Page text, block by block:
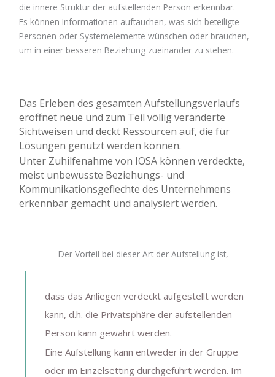
die innere Struktur der aufstellenden Person erkennbar.
Es können Informationen auftauchen, was sich beteiligte
Personen oder Systemelemente wünschen oder brauchen,
um in einer besseren Beziehung zueinander zu stehen.
Das Erleben des gesamten Aufstellungsverlaufs
eröffnet neue und zum Teil völlig veränderte
Sichtweisen und deckt Ressourcen auf, die für
Lösungen genutzt werden können.
Unter Zuhilfenahme von IOSA können verdeckte,
meist unbewusste Beziehungs- und
Kommunikationsgeflechte des Unternehmens
erkennbar gemacht und analysiert werden.
Der Vorteil bei dieser Art der Aufstellung ist,
dass das Anliegen verdeckt aufgestellt werden
kann, d.h. die Privatsphäre der aufstellenden
Person kann gewahrt werden.
Eine Aufstellung kann entweder in der Gruppe
oder im Einzelsetting durchgeführt werden. Im